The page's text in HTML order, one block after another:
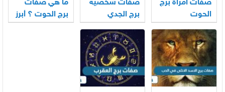
صفات امرأة برج
الحوت
صفات شخصية
برج الجدي
ما هي صفات
برج الحوت ؟ أبرز